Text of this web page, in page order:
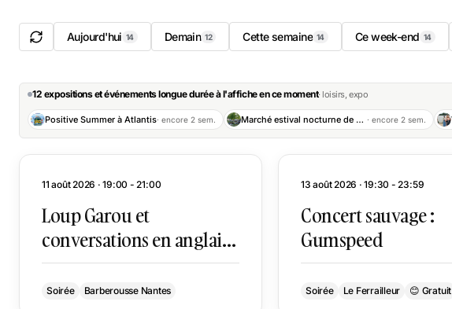
Aujourd'hui 14 Demain 12 Cette semaine 14 Ce week-end 14
12 expositions et événements longue durée à l'affiche en ce moment· loisirs, expo
Positive Summer à Atlantis· encore 2 sem. Marché estival nocturne de Nantes Camping · encore 2 sem.
11 août 2026 · 19:00 - 21:00
Loup Garou et
conversations en anglais
au Barberousse
Soirée Barberousse Nantes
13 août 2026 · 19:30 - 23:59
Concert sauvage :
Gumspeed
Soirée Le Ferrailleur 😊 Gratuit